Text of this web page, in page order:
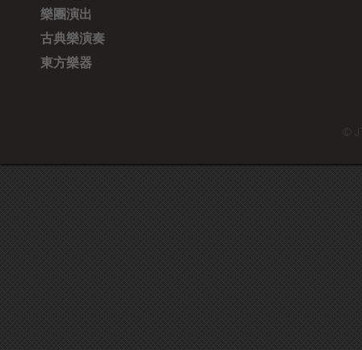
樂團演出
古典樂演奏
東方樂器